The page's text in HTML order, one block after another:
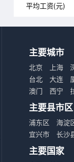
平均工资(元)
主要城市
北京 上海
台北
大连
澳门
西宁
主要县市区
浦东区
海淀
宜兴市
长沙
主要国家